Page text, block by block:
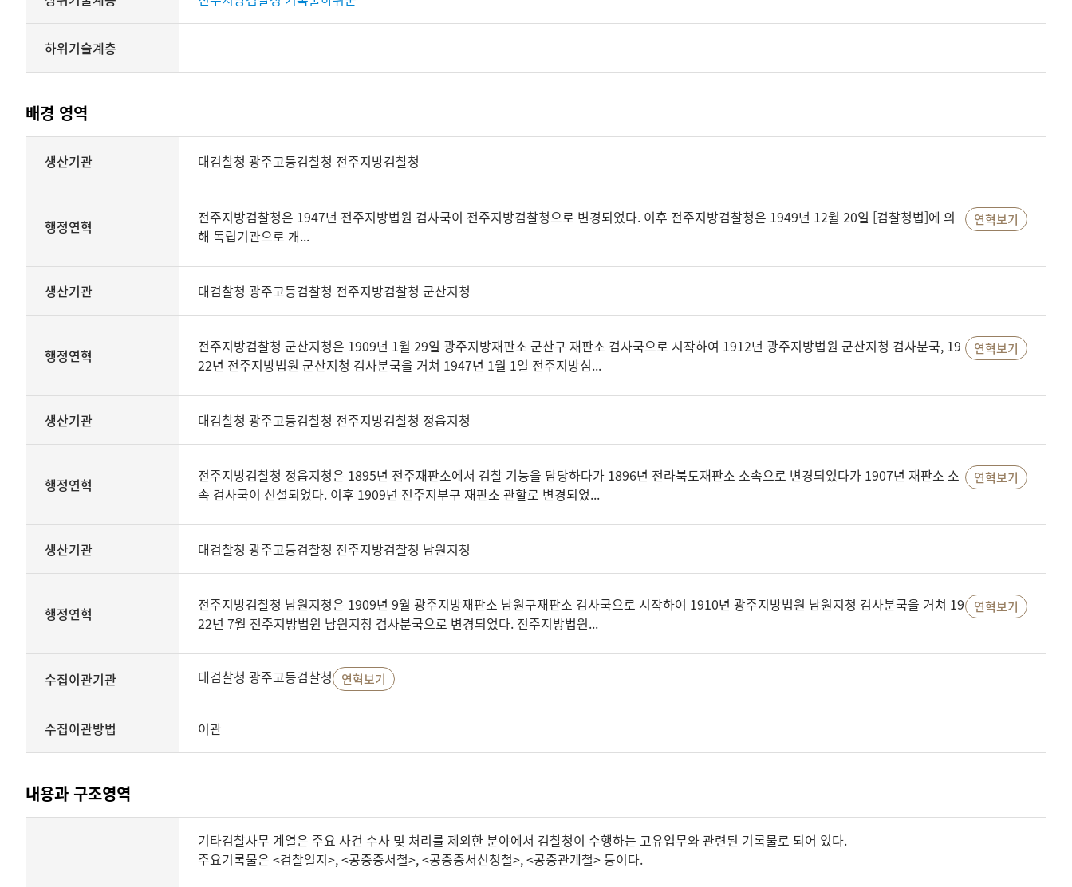
하위기술계층
배경 영역
영역생산기관 대검찰청 광주고등검찰청 전주지방검찰청
행정연혁
전주지방검찰청은 1947년 전주지방법원 검사국이 전주지방검찰청으로 변경되었다. 이후 전주지방검찰청은 1949년 12월 20일 [검찰청법]에 의
해 독립기관으로 개...
연혁보기
생산기관 대검찰청 광주고등검찰청 전주지방검찰청 군산지청
행정연혁
전주지방검찰청 군산지청은 1909년 1월 29일 광주지방재판소 군산구 재판소 검사국으로 시작하여 1912년 광주지방법원 군산지청 검사분국, 19
22년 전주지방법원 군산지청 검사분국을 거쳐 1947년 1월 1일 전주지방심...
연혁보기
생산기관 대검찰청 광주고등검찰청 전주지방검찰청 정읍지청
행정연혁
전주지방검찰청 정읍지청은 1895년 전주재판소에서 검찰 기능을 담당하다가 1896년 전라북도재판소 소속으로 변경되었다가 1907년 재판소 소
속 검사국이 신설되었다. 이후 1909년 전주지부구 재판소 관할로 변경되었...
연혁보기
생산기관 대검찰청 광주고등검찰청 전주지방검찰청 남원지청
행정연혁
전주지방검찰청 남원지청은 1909년 9월 광주지방재판소 남원구재판소 검사국으로 시작하여 1910년 광주지방법원 남원지청 검사분국을 거쳐 19
22년 7월 전주지방법원 남원지청 검사분국으로 변경되었다. 전주지방법원...
연혁보기
수집이관기관 대검찰청 광주고등검찰청 연혁보기
수집이관방법 이관
내용과 구조영역
기타검찰사무 계열은 주요 사건 수사 및 처리를 제외한 분야에서 검찰청이 수행하는 고유업무와 관련된 기록물로 되어 있다.
주요기록물은 <검찰일지>, <공증증서철>, <공증증서신청철>, <공증관계철> 등이다.